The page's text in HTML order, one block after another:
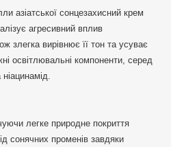
азіатської сонцезахисний крем
агресивний вплив
злегка вирівнює її тон та усуває
освітлювальні компоненти, серед
легке природне покриття
сонячних променів завдяки